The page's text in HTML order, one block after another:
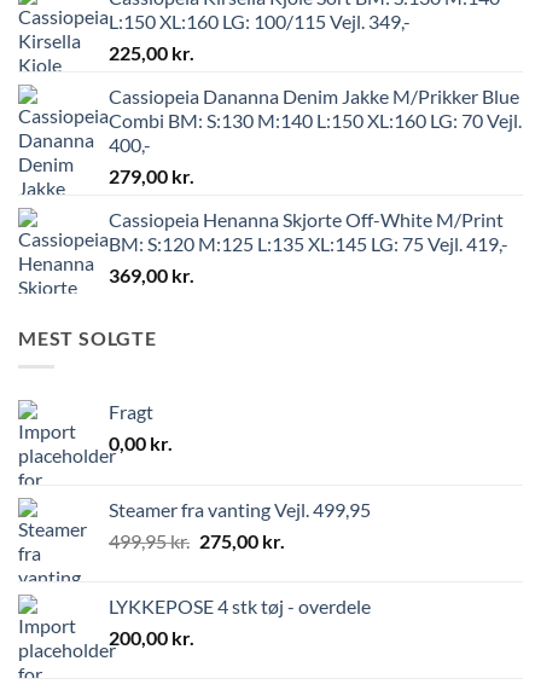
L:150 XL:160 LG: 100/115 Vejl. 349,-
225,00 kr.
Cassiopeia Dananna Denim Jakke M/Prikker Blue
Combi BM: S:130 M:140 L:150 XL:160 LG: 70 Vejl.
400,-
279,00 kr.
Cassiopeia Henanna Skjorte Off-White M/Print
BM: S:120 M:125 L:135 XL:145 LG: 75 Vejl. 419,-
369,00 kr.
MEST SOLGTE
Fragt
0,00 kr.
Steamer fra vanting Vejl. 499,95
499,95kr. 275,00 kr.
LYKKEPOSE 4 stk tøj - overdele
200,00 kr.